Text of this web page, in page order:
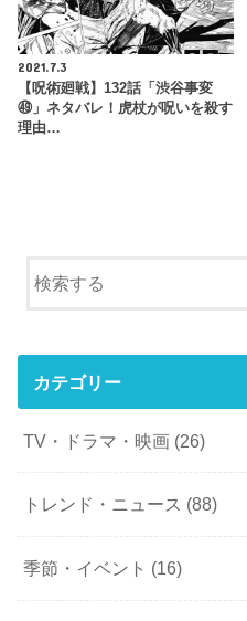
2021.7.3
【呪術廻戦】132話「渋谷事変
㊾」ネタバレ！虎杖が呪いを殺す
理由…
カテゴリー
TV・ドラマ・映画 (26)
トレンド・ニュース (88)
季節・イベント (16)